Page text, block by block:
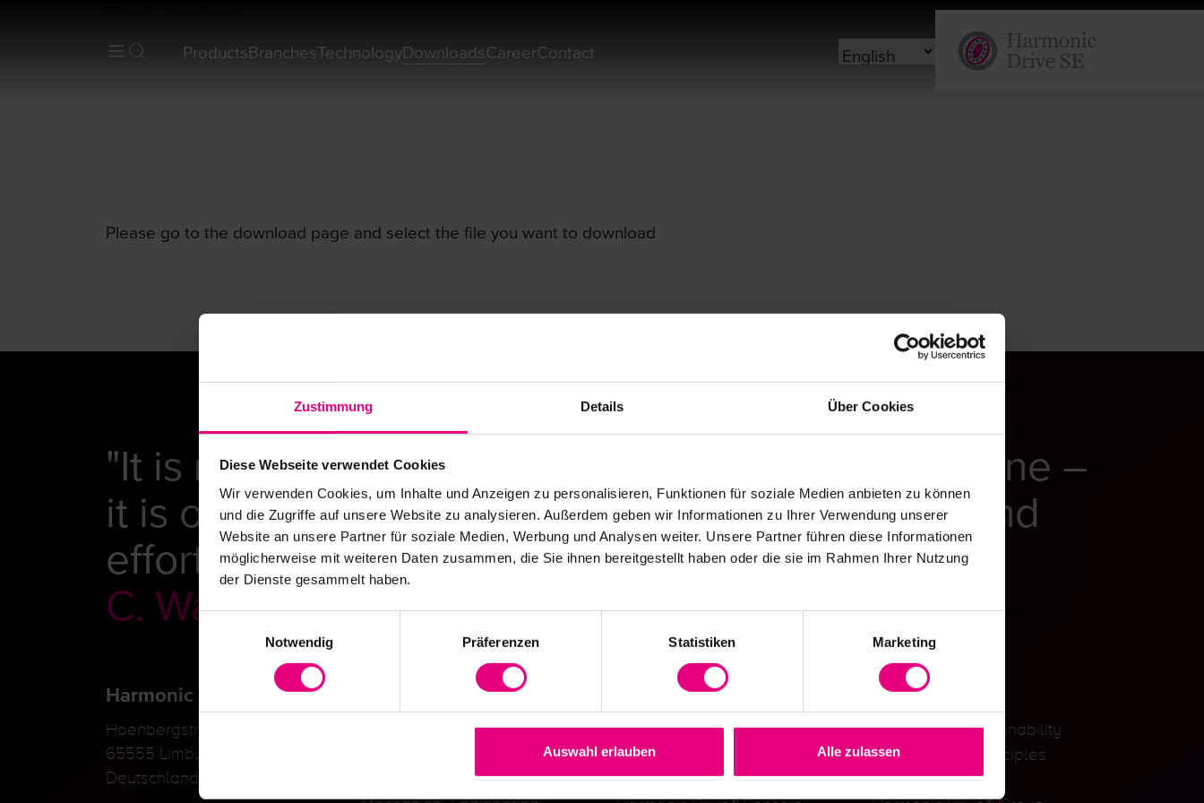
Zustimmung Details Über Cookies
Diese Webseite verwendet Cookies
Wir verwenden Cookies, um Inhalte und Anzeigen zu personalisieren, Funktionen für soziale Medien anbieten zu können
und die Zugriffe auf unsere Website zu analysieren. Außerdem geben wir Informationen zu Ihrer Verwendung unserer
Website an unsere Partner für soziale Medien, Werbung und Analysen weiter. Unsere Partner führen diese Informationen
möglicherweise mit weiteren Daten zusammen, die Sie ihnen bereitgestellt haben oder die sie im Rahmen Ihrer Nutzung
der Dienste gesammelt haben.
Einwilligungsauswahl
Notwendig
Präferenzen Statistiken Marketing
Auswahl erlauben Alle zulassen
ProductsBranchesTechnologyDownloadsCareerContact
Please go to the download page and select the file you want to download
"It is never a question as to whether it can be done –
it is only whether one cares to spend the time and
effort."
C. Walton Musser
Harmonic Drive SE
Hoenbergstraße 14
65555 Limburg an der Lahn
Deutschland
Robotics, Handling &
Medical Technology
Technology
Harmonic Drive® Gears
Harmonic Drive® Mechatronics
Harmonic Planetary Gears
Company
Quality and Sustainability
Management Principles
Walton Musser